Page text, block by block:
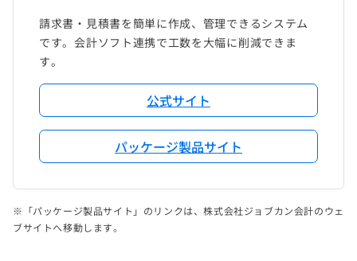
請求書・見積書を簡単に作成、管理できるシステム
です。会計ソフト連携で工数を大幅に削減できま
す。
公式サイト
パッケージ製品サイト
※「パッケージ製品サイト」のリンクは、株式会社ジョブカン会計のウェ
ブサイトへ移動します。